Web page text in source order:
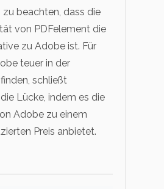
zu beachten, dass die
von PDFelement die
zu Adobe ist. Für
teuer in der
schließt
Lücke, indem es die
Adobe zu einem
Preis anbietet.